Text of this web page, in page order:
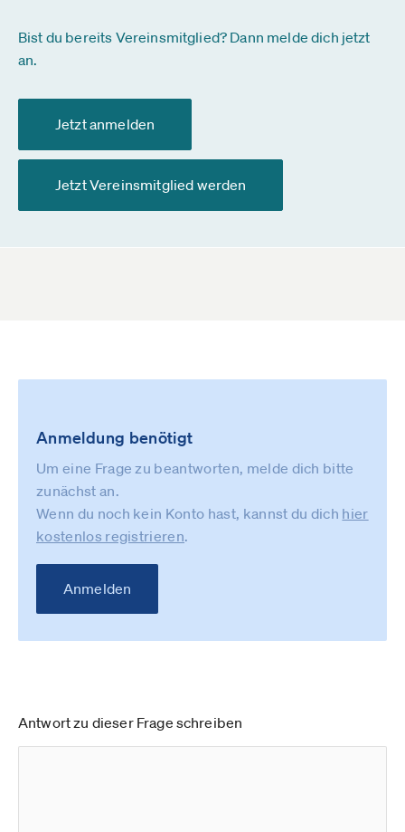
Bist du bereits Vereinsmitglied? Dann melde dich jetzt
an.
Jetzt anmelden
Jetzt Vereinsmitglied werden
Anmeldung benötigt
Um eine Frage zu beantworten, melde dich bitte
zunächst an.
Wenn du noch kein Konto hast, kannst du dich hier
kostenlos registrieren.
Anmelden
Antwort zu dieser Frage schreiben